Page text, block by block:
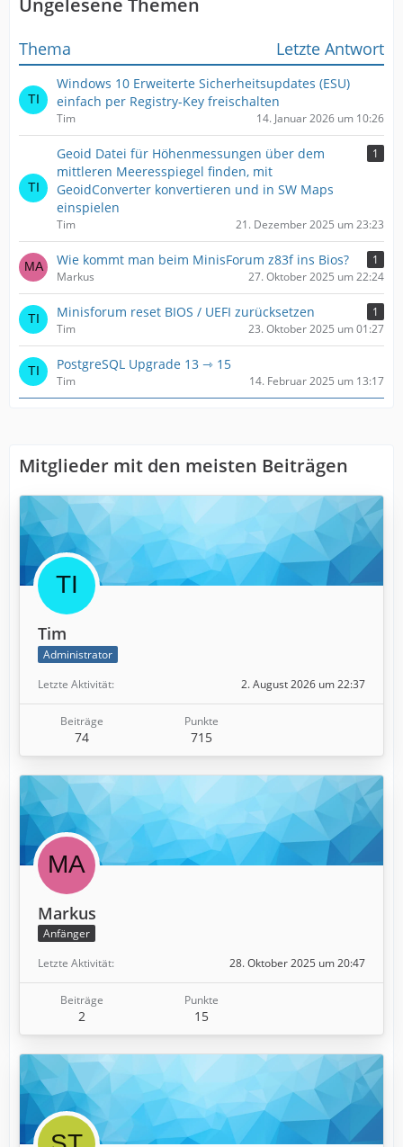
Ungelesene Themen
Thema Letzte Antwort
Windows 10 Erweiterte Sicherheitsupdates (ESU)
einfach per Registry-Key freischalten
Tim 14. Januar 2026 um 10:26
Geoid Datei für Höhenmessungen über dem
mittleren Meeresspiegel finden, mit
GeoidConverter konvertieren und in SW Maps
einspielen
1
Tim 21. Dezember 2025 um 23:23
Wie kommt man beim MinisForum z83f ins Bios?
1
Markus
27. Oktober 2025 um 22:24
Minisforum reset BIOS / UEFI zurücksetzen
1
Tim
23. Oktober 2025 um 01:27
PostgreSQL Upgrade 13 ⇾ 15
Tim 14. Februar 2025 um 13:17
Mitglieder mit den meisten Beiträgen
Tim
Administrator
Letzte Aktivität
2. August 2026 um 22:37
Beiträge
74
Punkte
715
Markus
Anfänger
Letzte Aktivität
28. Oktober 2025 um 20:47
Beiträge
2
Punkte
15